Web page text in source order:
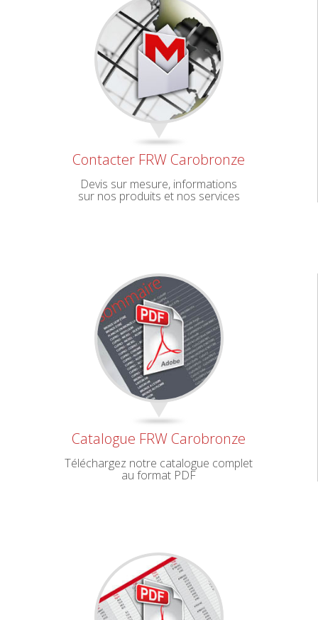
Contacter FRW Carobronze
Devis sur mesure, informations
sur nos produits et nos services
Catalogue FRW Carobronze
Téléchargez notre catalogue complet
au format PDF